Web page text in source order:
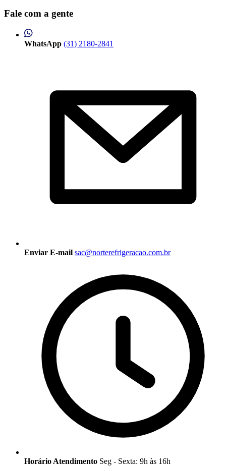
Fale com a gente
WhatsApp (31) 2180-2841
Enviar E-mail sac@norterefrigeracao.com.br
Horário Atendimento Seg - Sexta: 9h às 16h